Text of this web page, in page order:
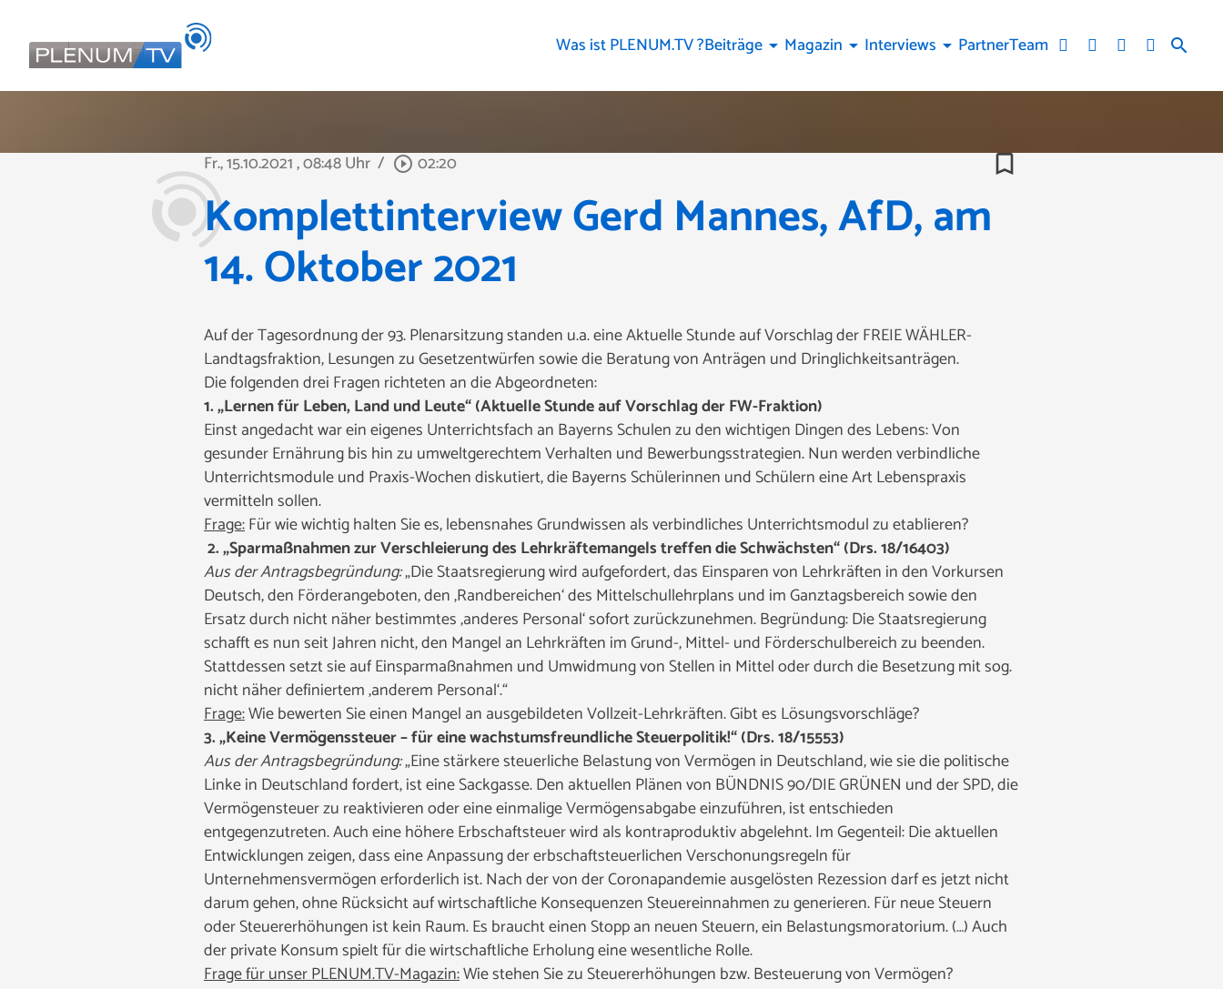
search
Was ist PLENUM.TV ?Beiträge arrow_drop_down Magazin arrow_drop_down Interviews arrow_drop_down PartnerTeam
Fr., 15.10.2021, 08:48 Uhr / play_circle_outline 02:20 bookmark_border
Komplettinterview Gerd Mannes, AfD, am
14. Oktober 2021
Auf der Tagesordnung der 93. Plenarsitzung standen u.a. eine Aktuelle Stunde auf Vorschlag der FREIE WÄHLER-
Landtagsfraktion, Lesungen zu Gesetzentwürfen sowie die Beratung von Anträgen und Dringlichkeitsanträgen.
Die folgenden drei Fragen richteten an die Abgeordneten:
1. „Lernen für Leben, Land und Leute“ (Aktuelle Stunde auf Vorschlag der FW-Fraktion)
Einst angedacht war ein eigenes Unterrichtsfach an Bayerns Schulen zu den wichtigen Dingen des Lebens: Von
gesunder Ernährung bis hin zu umweltgerechtem Verhalten und Bewerbungsstrategien. Nun werden verbindliche
Unterrichtsmodule und Praxis-Wochen diskutiert, die Bayerns Schülerinnen und Schülern eine Art Lebenspraxis
vermitteln sollen.
Frage:Für wie wichtig halten Sie es, lebensnahes Grundwissen als verbindliches Unterrichtsmodul zu etablieren?
2.„Sparmaßnahmen zur Verschleierung des Lehrkräftemangels treffen die Schwächsten“ (Drs. 18/16403)
Aus der Antragsbegründung:„Die Staatsregierung wird aufgefordert, das Einsparen von Lehrkräften in den Vorkursen
Deutsch, den Förderangeboten, den ‚Randbereichen‘ des Mittelschullehrplans und im Ganztagsbereich sowie den
Ersatz durch nicht näher bestimmtes ‚anderes Personal‘ sofort zurückzunehmen. Begründung: Die Staatsregierung
schafft es nun seit Jahren nicht, den Mangel an Lehrkräften im Grund-, Mittel- und Förderschulbereich zu beenden.
Stattdessen setzt sie auf Einsparmaßnahmen und Umwidmung von Stellen in Mittel oder durch die Besetzung mit sog.
nicht näher definiertem ‚anderem Personal‘.“
Frage:Wie bewerten Sie einen Mangel an ausgebildeten Vollzeit-Lehrkräften. Gibt es Lösungsvorschläge?
3. „Keine Vermögenssteuer – für eine wachstumsfreundliche Steuerpolitik!“ (Drs. 18/15553)
Aus der Antragsbegründung:„Eine stärkere steuerliche Belastung von Vermögen in Deutschland, wie sie die politische
Linke in Deutschland fordert, ist eine Sackgasse. Den aktuellen Plänen von BÜNDNIS 90/DIE GRÜNEN und der SPD, die
Vermögensteuer zu reaktivieren oder eine einmalige Vermögensabgabe einzuführen, ist entschieden
entgegenzutreten. Auch eine höhere Erbschaftsteuer wird als kontraproduktiv abgelehnt. Im Gegenteil: Die aktuellen
Entwicklungen zeigen, dass eine Anpassung der erbschaftsteuerlichen Verschonungsregeln für
Unternehmensvermögen erforderlich ist. Nach der von der Coronapandemie ausgelösten Rezession darf es jetzt nicht
darum gehen, ohne Rücksicht auf wirtschaftliche Konsequenzen Steuereinnahmen zu generieren. Für neue Steuern
oder Steuererhöhungen ist kein Raum. Es braucht einen Stopp an neuen Steuern, ein Belastungsmoratorium. (…) Auch
der private Konsum spielt für die wirtschaftliche Erholung eine wesentliche Rolle.
Frage für unser PLENUM.TV-Magazin:Wie stehen Sie zu Steuererhöhungen bzw. Besteuerung von Vermögen?